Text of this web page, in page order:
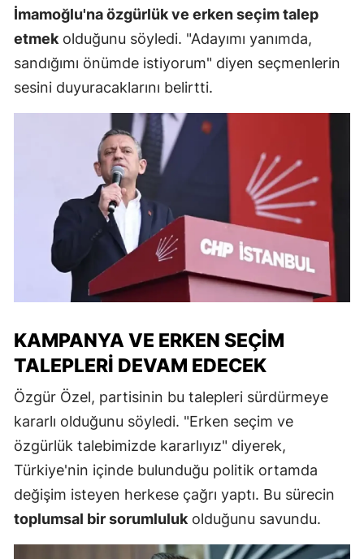
İmamoğlu'na özgürlük ve erken seçim talep
etmek olduğunu söyledi. "Adayımı yanımda,
sandığımı önümde istiyorum" diyen seçmenlerin
sesini duyuracaklarını belirtti.
KAMPANYA VE ERKEN SEÇIM
TALEPLERI DEVAM EDECEK
Özgür Özel, partisinin bu talepleri sürdürmeye
kararlı olduğunu söyledi. "Erken seçim ve
özgürlük talebimizde kararlıyız" diyerek,
Türkiye'nin içinde bulunduğu politik ortamda
değişim isteyen herkese çağrı yaptı. Bu sürecin
toplumsal bir sorumluluk olduğunu savundu.